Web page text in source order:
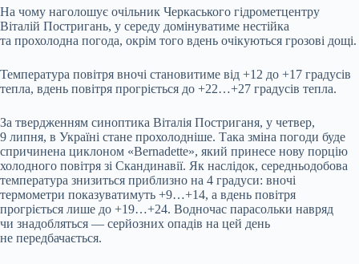
На чому наголошує очільник Черкаського гідрометцентру
Віталій Постригань, у середу домінуватиме нестійка
та прохолодна погода, окрім того вдень очікуються грозові дощі.
Температура повітря вночі становитиме від +12 до +17 градусів
тепла, вдень повітря прогріється до +22…+27 градусів тепла.
За твердженням синоптика Віталія Постриганя, у четвер,
9 липня, в Україні стане прохолодніше. Така зміна погоди буде
спричинена циклоном «Bernadette», який принесе нову порцію
холодного повітря зі Скандинавії. Як наслідок, середньодобова
температура знизиться приблизно на 4 градуси: вночі
термометри показуватимуть +9…+14, а вдень повітря
прогріється лише до +19…+24. Водночас парасольки навряд
чи знадобляться — серйозних опадів на цей день
не передбачається.